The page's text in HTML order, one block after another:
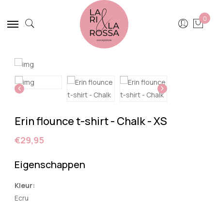
0
Erin flounce t-shirt - Chalk - XS
€29,95
Eigenschappen
Kleur:
Ecru